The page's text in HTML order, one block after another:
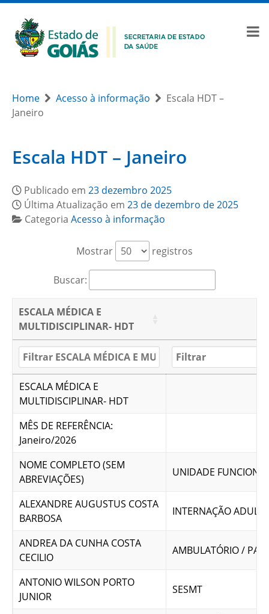
Home Acesso à informação
Escala HDT –
Janeiro
Escala HDT – Janeiro
Publicado em 23 dezembro 2025
Última Atualização em 23 de dezembro de 2025
Categoria Acesso à informação
Mostrar registros
Buscar:
ESCALA MÉDICA E
MULTIDISCIPLINAR- HDT
ESCALA MÉDICA E
MULTIDISCIPLINAR- HDT
MÊS DE REFERÊNCIA:
Janeiro/2026
NOME COMPLETO (SEM
ABREVIAÇÕES)
UNIDADE
ALEXANDRE AUGUSTUS COSTA
BARBOSA
INTERNAÇÃO
ANDREA DA CUNHA COSTA
CECILIO
AMBULATÓRIO /
ANTONIO WILSON PORTO
JUNIOR
SESMT